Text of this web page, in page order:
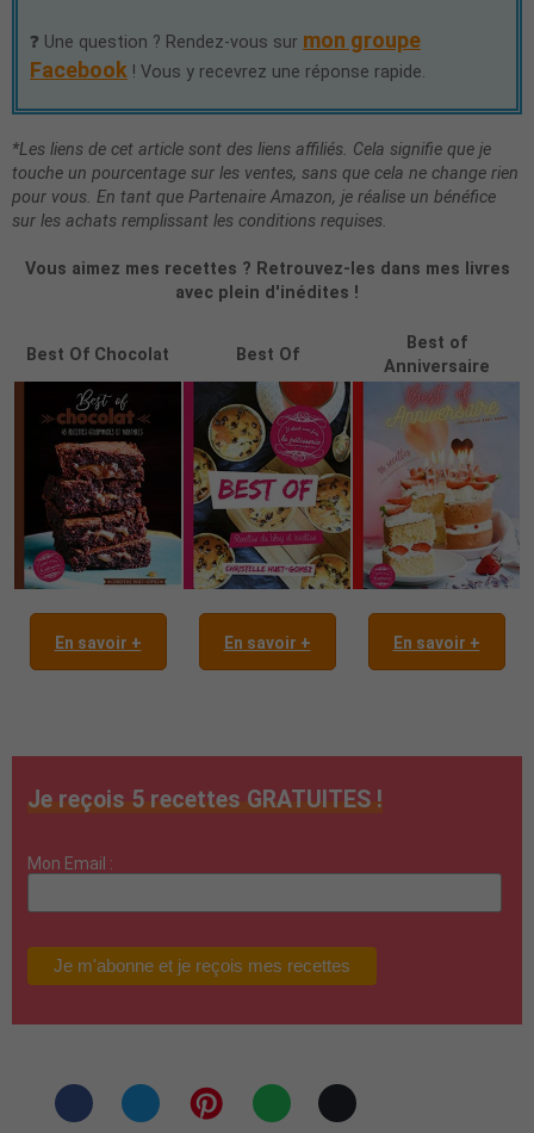
❓ Une question ? Rendez-vous sur mon groupe
Facebook ! Vous y recevrez une réponse rapide.
*Les liens de cet article sont des liens affiliés. Cela signifie que je
touche un pourcentage sur les ventes, sans que cela ne change rien
pour vous. En tant que Partenaire Amazon, je réalise un bénéfice
sur les achats remplissant les conditions requises.
Vous aimez mes recettes ? Retrouvez-les dans mes livres
avec plein d'inédites !
Best Of Chocolat Best Of
Best of
Anniversaire
En savoir + En savoir + En savoir +
Je reçois 5 recettes GRATUITES !
Mon Email :